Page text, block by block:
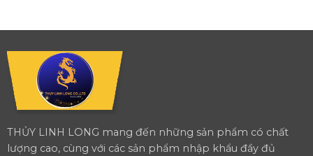
THỦY LINH LONG mang đến những sản phẩm có chất
lượng cao, cùng với các sản phẩm nhập khẩu đầy đủ